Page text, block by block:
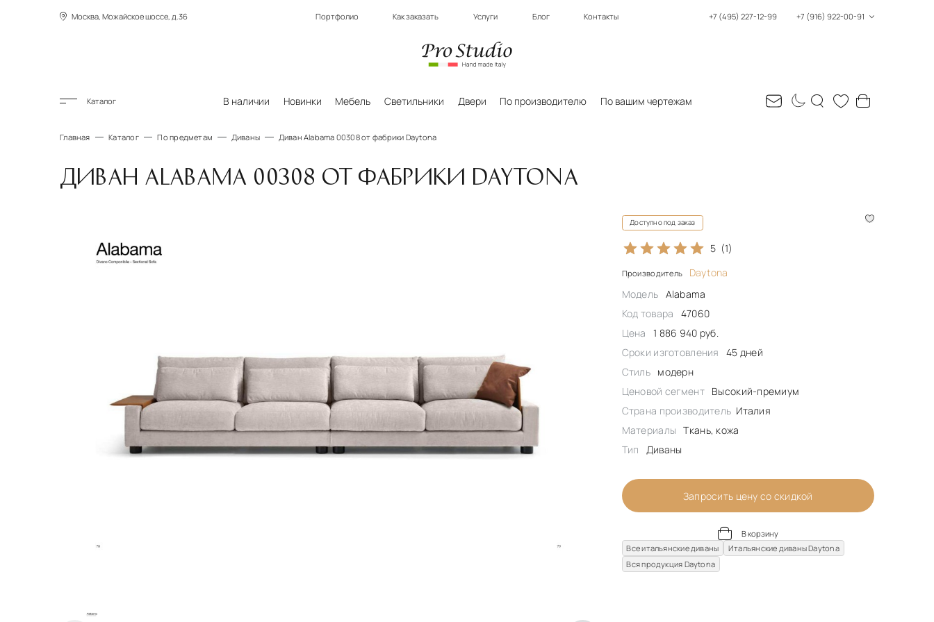
Москва, Можайское шоссе, д.36 Портфолио Как заказать Услуги Блог Контакты +7 (495) 227-12-99 +7 (916) 922-00-91
Каталог В наличии Новинки Мебель Светильники Двери По производителю По вашим чертежам
Главная Каталог По предметам Диваны Диван Alabama 00308 от фабрики Daytona
ДИВАН ALABAMA 00308 ОТ ФАБРИКИ DAYTONA
Доступно под заказ
5 (1)
Производитель
Daytona
Модель Alabama
Код товара
47060
Цена
1 886 940 руб.
Сроки изготовления
45 дней
Стиль модерн
Ценовой сегмент Высокий-премиум
Страна производитель Италия
Материалы
Ткань, кожа
Тип
Диваны
Запросить цену со скидкой
В корзину
Все итальянские диваны
Итальянские диваны Daytona
Вся продукция Daytona